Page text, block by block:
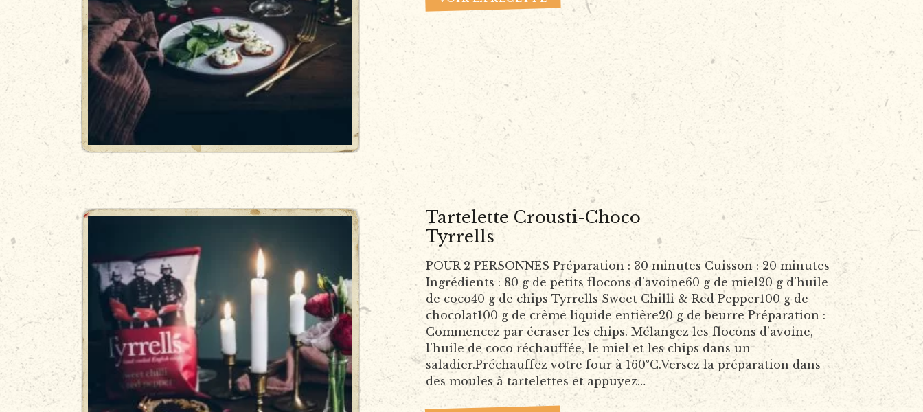
Tartelette Crousti-Choco
Tyrrells
POUR 2 PERSONNES Préparation : 30 minutes Cuisson : 20 minutes
Ingrédients : 80 g de petits flocons d’avoine60 g de miel20 g d’huile
de coco40 g de chips Tyrrells Sweet Chilli & Red Pepper100 g de
chocolat100 g de crème liquide entière20 g de beurre Préparation :
Commencez par écraser les chips. Mélangez les flocons d’avoine,
l’huile de coco réchauffée, le miel et les chips dans un
saladier.Préchauffez votre four à 160°C.Versez la préparation dans
des moules à tartelettes et appuyez…